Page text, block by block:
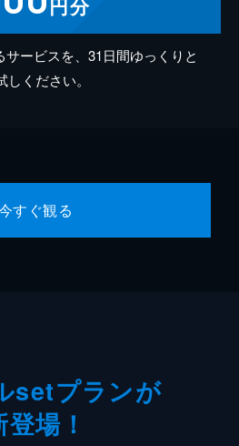
ービスを、31日間ゆっくりと
しください。
すぐ観る
setプランが
登場！